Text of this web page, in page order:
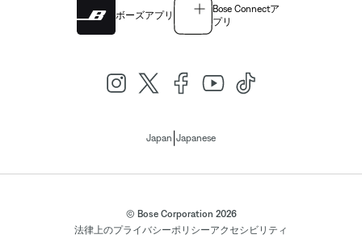
ボーズアプリ
Bose Connectア
プリ
Japan Japanese
© Bose Corporation 2026
法律上のプライバシーポリシーアクセシビリティ